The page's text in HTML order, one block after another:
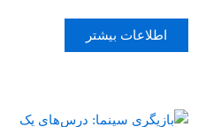
اطلاعات بیشتر